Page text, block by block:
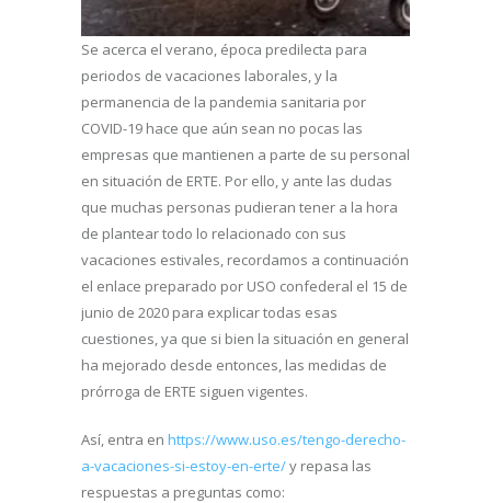
Se acerca el verano, época predilecta para
periodos de vacaciones laborales, y la
permanencia de la pandemia sanitaria por
COVID-19 hace que aún sean no pocas las
empresas que mantienen a parte de su personal
en situación de ERTE. Por ello, y ante las dudas
que muchas personas pudieran tener a la hora
de plantear todo lo relacionado con sus
vacaciones estivales, recordamos a continuación
el enlace preparado por USO confederal el 15 de
junio de 2020 para explicar todas esas
cuestiones, ya que si bien la situación en general
ha mejorado desde entonces, las medidas de
prórroga de ERTE siguen vigentes.
Así, entra en https://www.uso.es/tengo-derecho-
a-vacaciones-si-estoy-en-erte/y repasa las
respuestas a preguntas como: